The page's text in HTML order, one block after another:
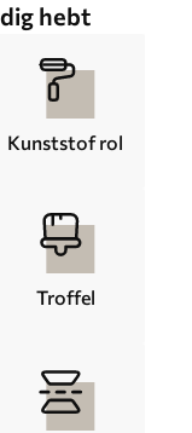
hebt
Kunststof rol
Troffel